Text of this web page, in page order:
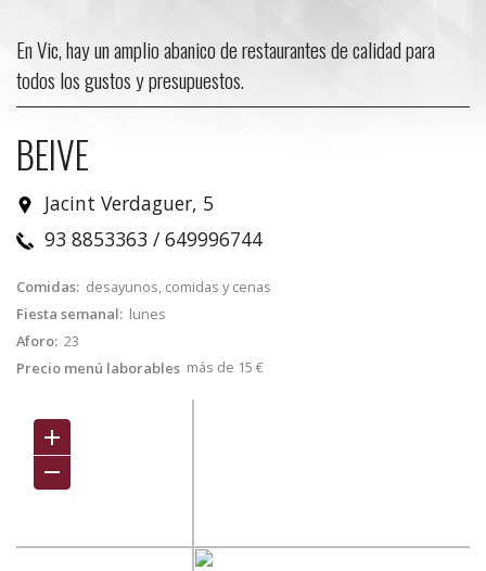
En Vic, hay un amplio abanico de restaurantes de calidad para
todos los gustos y presupuestos.
BEIVE
Jacint Verdaguer, 5
93 8853363 / 649996744
Comidas: desayunos, comidas y cenas
Fiesta semanal: lunes
Aforo: 23
Precio menú laborables más de 15 €